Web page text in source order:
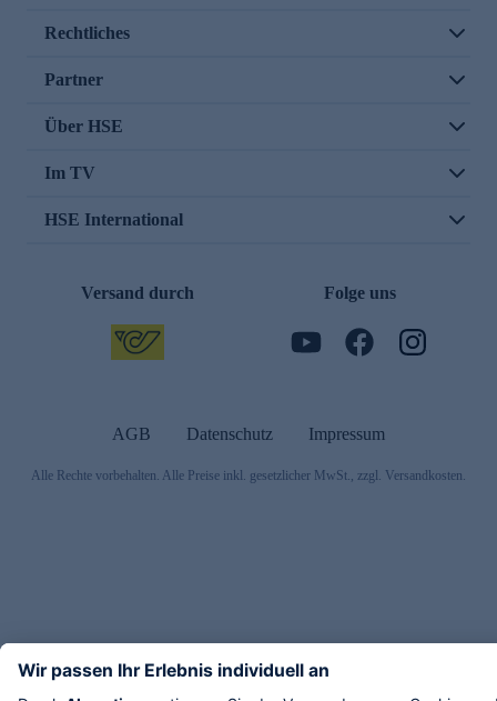
Rechtliches
Partner
Über HSE
Im TV
HSE International
Versand durch Folge uns
AGB Datenschutz Impressum
Alle Rechte vorbehalten. Alle Preise inkl. gesetzlicher MwSt., zzgl. Versandkosten.